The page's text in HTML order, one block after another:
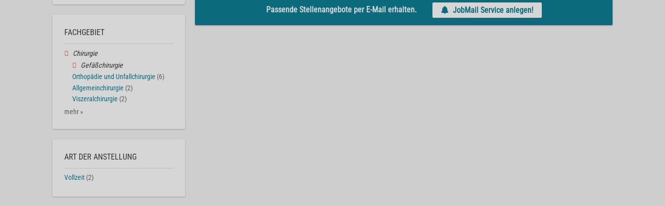
Passende Stellenangebote per E-Mail erhalten. JobMail Service anlegen!
FACHGEBIET
Chirurgie
Gefäßchirurgie
Orthopädie und Unfallchirurgie (6)
Allgemeinchirurgie (2)
Viszeralchirurgie (2)
mehr »
ART DER ANSTELLUNG
Vollzeit (2)